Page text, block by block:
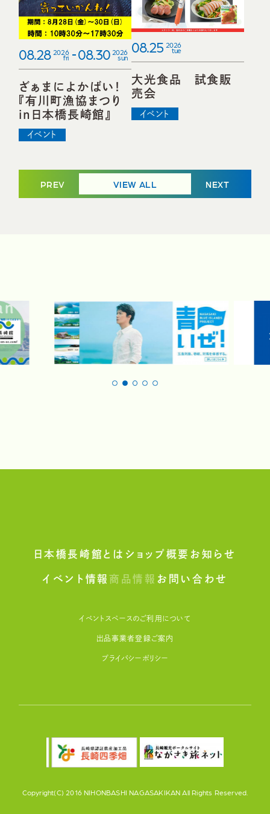
08.28 2026
fri 08.30 2026
sun
ざぁまによかばい！
『有川町漁協まつり
in日本橋長崎館』
イベント
08.25 2026
tue
大光食品 試食販
売会
イベント
PREV VIEW ALL NEXT
日本橋長崎館とは ショップ概要 お知らせ
イベント情報商品情報 お問い合わせ
イベントスペースのご利用について
出品事業者登録ご案内
プライバシーポリシー
Copyright(C) 2016 NIHONBASHI NAGASAKIKAN All Rights Reserved.